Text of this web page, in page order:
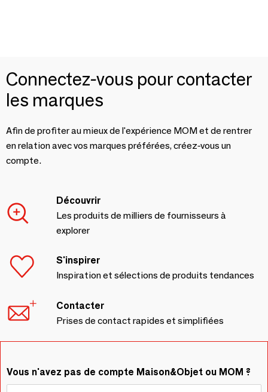
Connectez-vous pour contacter
les marques
Afin de profiter au mieux de l'expérience MOM et de rentrer
en relation avec vos marques préférées, créez-vous un
compte.
Découvrir
Les produits de milliers de fournisseurs à
explorer
S'inspirer
Inspiration et sélections de produits tendances
Contacter
Prises de contact rapides et simplifiées
Vous n'avez pas de compte Maison&Objet ou MOM ?